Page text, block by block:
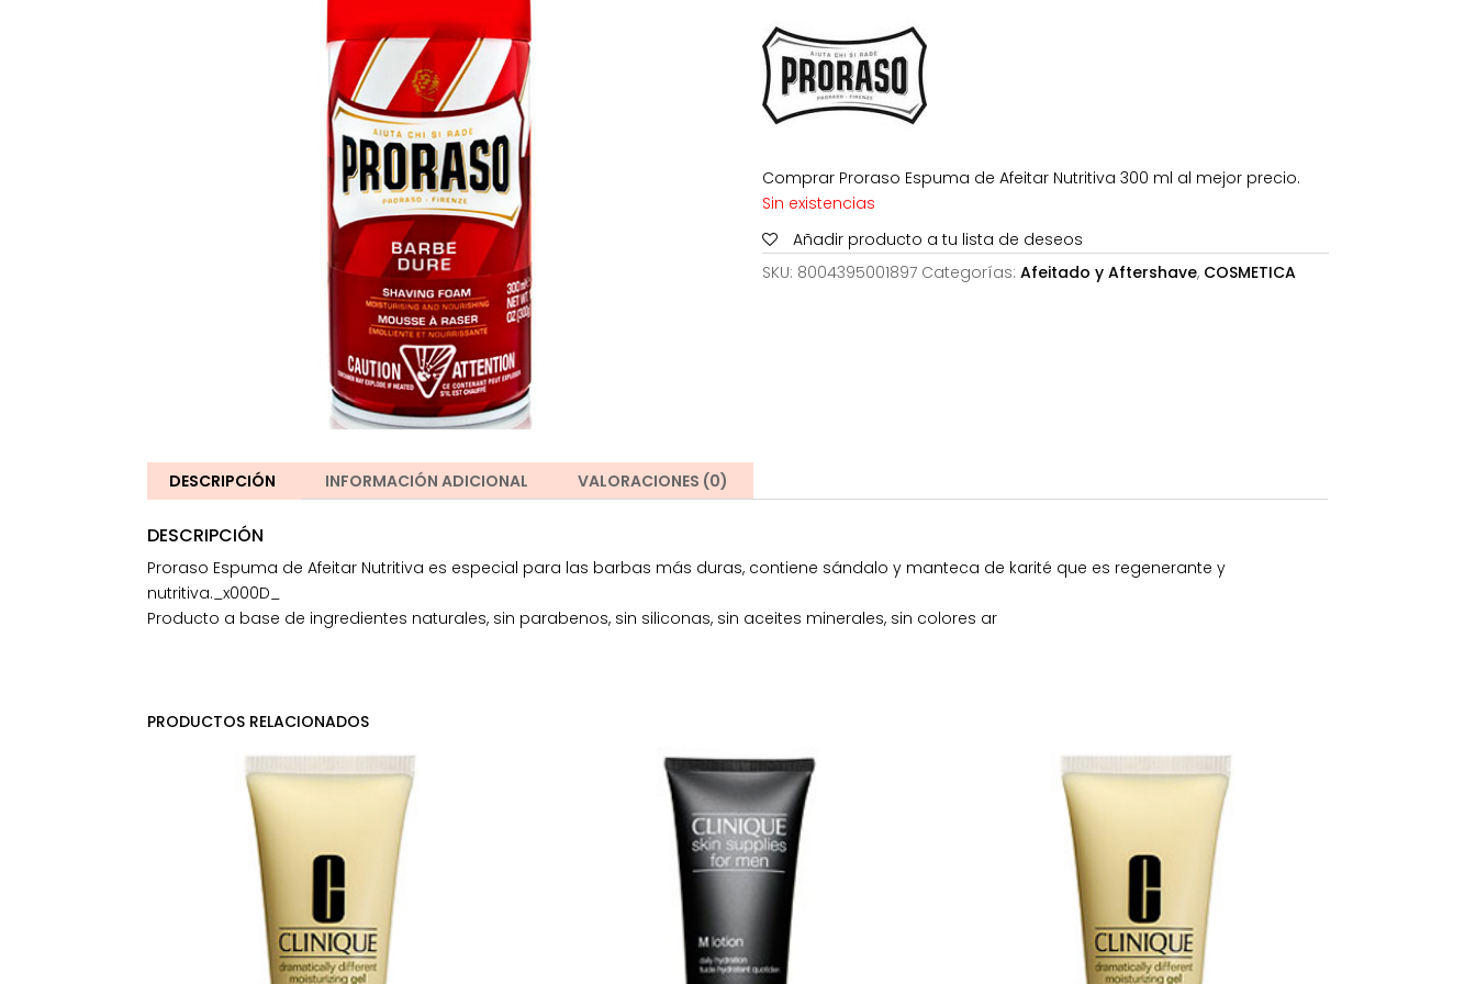
era:
7,50€.
Comprar Proraso Espuma de Afeitar Nutritiva 300 ml al mejor precio.
Sin existencias
Añadir producto a tu lista de deseos
SKU: 8004395001897 Categorías: Afeitado y Aftershave, COSMETICA
DESCRIPCIÓN INFORMACIÓN ADICIONAL VALORACIONES (0)
DESCRIPCIÓN
Proraso Espuma de Afeitar Nutritiva es especial para las barbas más duras, contiene sándalo y manteca de karité que es regenerante y
nutritiva._x000D_
Producto a base de ingredientes naturales, sin parabenos, sin siliconas, sin aceites minerales, sin colores ar
PRODUCTOS RELACIONADOS